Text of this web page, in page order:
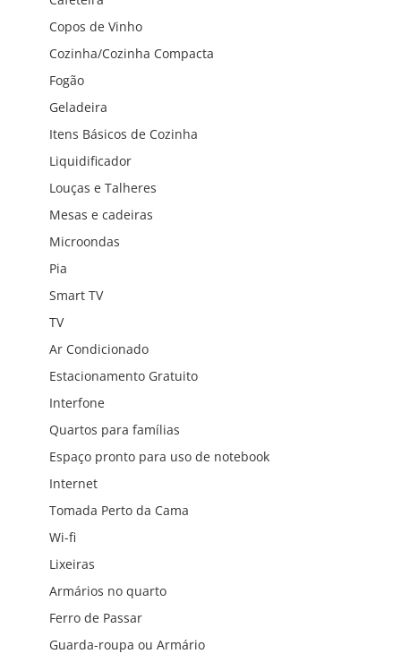
Copos de Vinho
Cozinha/Cozinha Compacta
Fogão
Geladeira
Itens Básicos de Cozinha
Liquidificador
Louças e Talheres
Mesas e cadeiras
Microondas
Pia
Smart TV
TV
Ar Condicionado
Estacionamento Gratuito
Interfone
Quartos para famílias
Espaço pronto para uso de notebook
Internet
Tomada Perto da Cama
Wi-fi
Lixeiras
Armários no quarto
Ferro de Passar
Guarda-roupa ou Armário